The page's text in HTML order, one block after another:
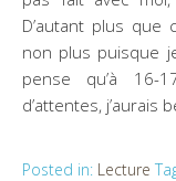
D’autant plus que
non plus puisque
pense qu’à 16-
d’attentes, j’aurais
Posted in: Lecture